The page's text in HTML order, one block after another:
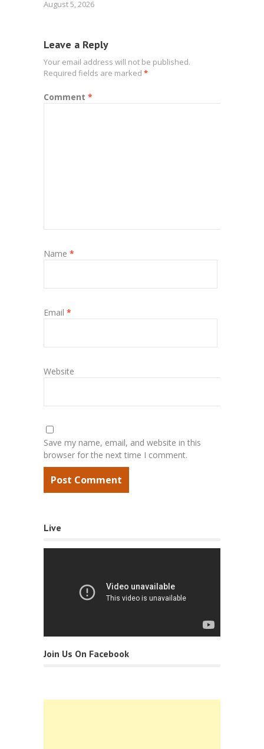
August 5, 2026
Leave a Reply
Your email address will not be published.
Required fields are marked *
Comment *
Name *
Email *
Website
Save my name, email, and website in this
browser for the next time I comment.
Live
Join Us On Facebook